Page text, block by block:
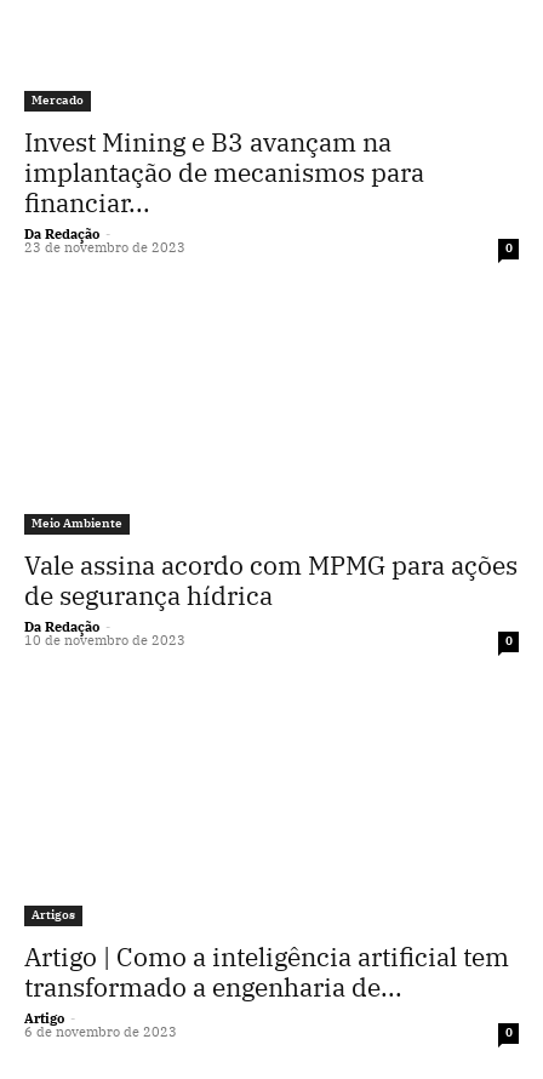
Mercado
Invest Mining e B3 avançam na
implantação de mecanismos para
financiar...
Da Redação -
23 de novembro de 2023 0
Meio Ambiente
Vale assina acordo com MPMG para ações
de segurança hídrica
Da Redação -
10 de novembro de 2023 0
Artigos
Artigo | Como a inteligência artificial tem
transformado a engenharia de...
Artigo -
6 de novembro de 2023 0